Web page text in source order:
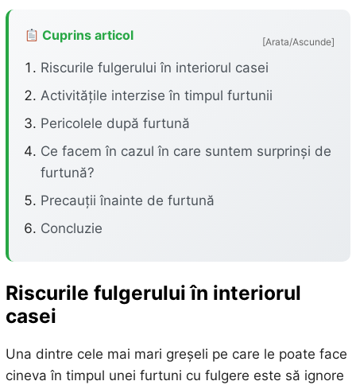
Cuprins articol [Arata/Ascunde]
Riscurile fulgerului în interiorul casei
Activitățile interzise în timpul furtunii
Pericolele după furtună
Ce facem în cazul în care suntem surprinși de
furtună?
Precauții înainte de furtună
Concluzie
Riscurile fulgerului în interiorul
casei
Una dintre cele mai mari greșeli pe care le poate face
cineva în timpul unei furtuni cu fulgere este să ignore